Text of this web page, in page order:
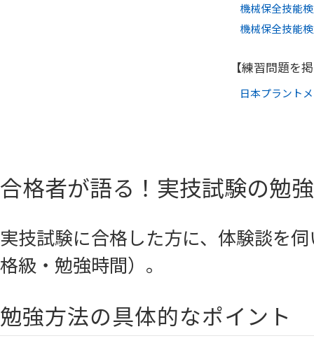
機械保全技能
機械保全技能
【練習問題を
日本プラント
合格者が語る！実技試験の勉
実技試験に合格した方に、体験談を
格級・勉強時間）。
勉強方法の具体的なポイント